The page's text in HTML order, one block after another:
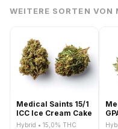
WEITERE SORTEN VON
Medical Saints 15/1
ICC Ice Cream Cake
Hybrid • 15,0% THC